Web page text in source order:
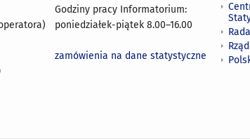
Godziny pracy Informatorium:
poniedziałek-piątek 8.00–16.00
zamówienia na dane statystyczne